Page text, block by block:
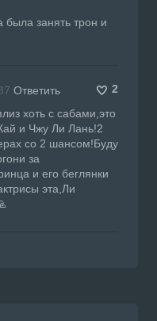
была занять трон и
Ответить
2
хоть с сабами,это
и Чжу Ли Лань!2
со 2 шансом!Буду
за
и его беглянки
эта,Ли